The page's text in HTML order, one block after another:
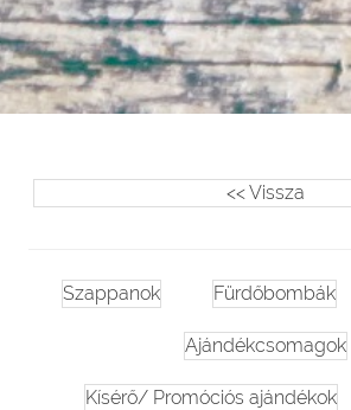
<< Vissza
Szappanok Fürdőbombák
Ajándékcsomagok
Kísérő/ Promóciós ajándékok